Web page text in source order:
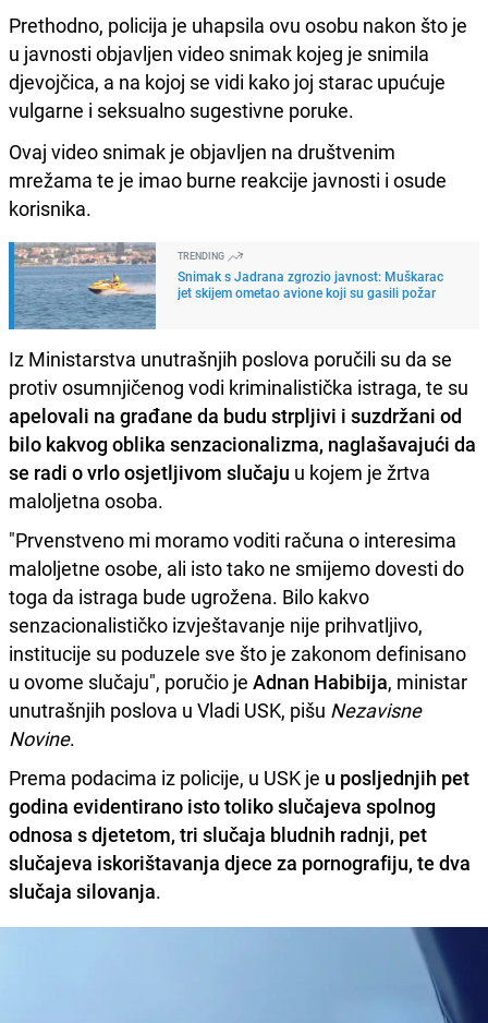
Prethodno, policija je uhapsila ovu osobu nakon što je
u javnosti objavljen video snimak kojeg je snimila
djevojčica, a na kojoj se vidi kako joj starac upućuje
vulgarne i seksualno sugestivne poruke.
Ovaj video snimak je objavljen na društvenim
mrežama te je imao burne reakcije javnosti i osude
korisnika.
TRENDING
Snimak s Jadrana zgrozio javnost: Muškarac
jet skijem ometao avione koji su gasili požar
Iz Ministarstva unutrašnjih poslova poručili su da se
protiv osumnjičenog vodi kriminalistička istraga, te su
apelovali na građane da budu strpljivi i suzdržani od
bilo kakvog oblika senzacionalizma, naglašavajući da
se radi o vrlo osjetljivom slučaju u kojem je žrtva
maloljetna osoba.
"Prvenstveno mi moramo voditi računa o interesima
maloljetne osobe, ali isto tako ne smijemo dovesti do
toga da istraga bude ugrožena. Bilo kakvo
senzacionalističko izvještavanje nije prihvatljivo,
institucije su poduzele sve što je zakonom definisano
u ovome slučaju", poručio je Adnan Habibija, ministar
unutrašnjih poslova u Vladi USK, pišu Nezavisne
Novine.
Prema podacima iz policije, u USK je u posljednjih pet
godina evidentirano isto toliko slučajeva spolnog
odnosa s djetetom, tri slučaja bludnih radnji, pet
slučajeva iskorištavanja djece za pornografiju, te dva
slučaja silovanja.